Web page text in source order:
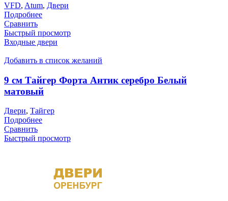
VFD, Atum, Двери
Подробнее
Сравнить
Быстрый просмотр
Входные двери
Добавить в список желаний
9 см Тайгер Форта Антик серебро Белый
матовый
Двери, Тайгер
Подробнее
Сравнить
Быстрый просмотр